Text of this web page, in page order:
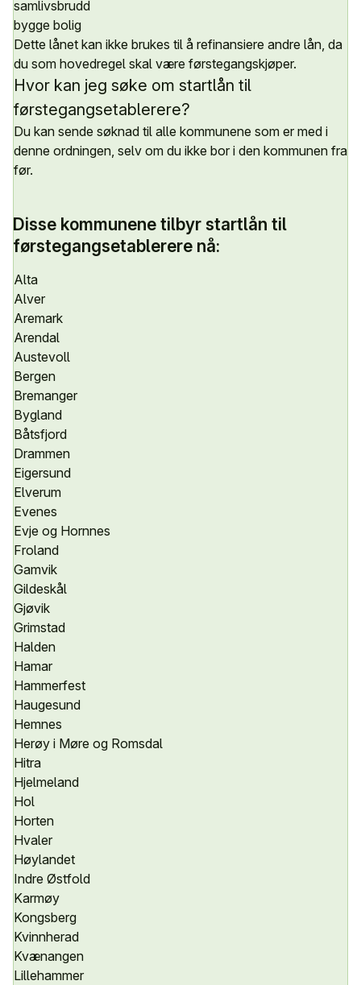
samlivsbrudd
bygge bolig
Dette lånet kan ikke brukes til å refinansiere andre lån, da
du som hovedregel skal være førstegangskjøper.
Hvor kan jeg søke om startlån til
førstegangsetablerere?
Du kan sende søknad til alle kommunene som er med i
denne ordningen, selv om du ikke bor i den kommunen fra
før.
Disse kommunene tilbyr startlån til
førstegangsetablerere nå:
Alta
Alver
Aremark
Arendal
Austevoll
Bergen
Bremanger
Bygland
Båtsfjord
Drammen
Eigersund
Elverum
Evenes
Evje og Hornnes
Froland
Gamvik
Gildeskål
Gjøvik
Grimstad
Halden
Hamar
Hammerfest
Haugesund
Hemnes
Herøy i Møre og Romsdal
Hitra
Hjelmeland
Hol
Horten
Hvaler
Høylandet
Indre Østfold
Karmøy
Kongsberg
Kvinnherad
Kvænangen
Lillehammer